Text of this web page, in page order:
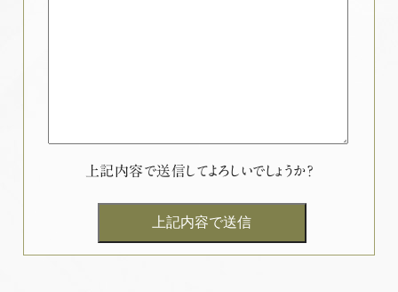
上記内容で送信してよろしいでしょうか？